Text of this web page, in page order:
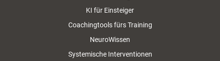
KI für Einsteiger
Coachingtools fürs Training
NeuroWissen
Systemische Interventionen